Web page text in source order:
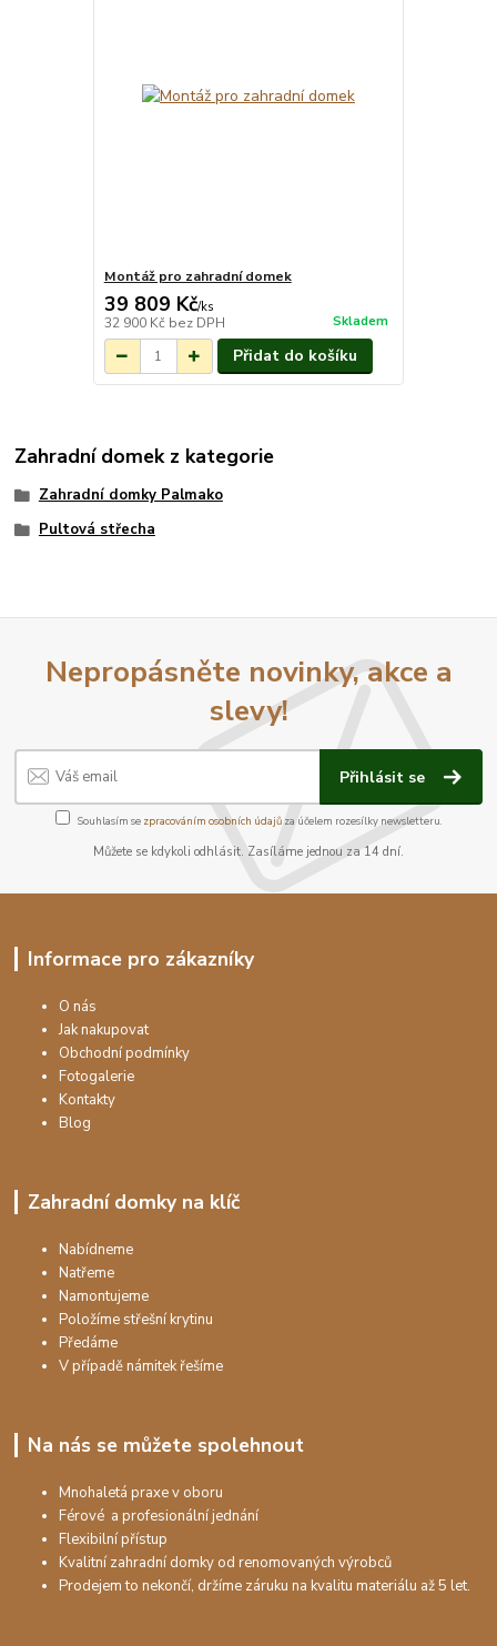
Montáž pro zahradní domek
39 809 Kč/ks
32 900 Kč bez DPH Skladem
Přidat do košíku
Zahradní domek z kategorie
Zahradní domky Palmako
Pultová střecha
Nepropásněte novinky, akce a
slevy!
Přihlásit se
Souhlasím se zpracováním osobních údajůza účelem rozesílky newsletteru.
Můžete se kdykoli odhlásit. Zasíláme jednou za 14 dní.
Informace pro zákazníky
O nás
Jak nakupovat
Obchodní podmínky
Fotogalerie
Kontakty
Blog
Zahradní domky na klíč
Nabídneme
Natřeme
Namontujeme
Položíme střešní krytinu
Předáme
V případě námitek řešíme
Na nás se můžete spolehnout
Mnohaletá praxe v oboru
Férové a profesionální jednání
Flexibilní přístup
Kvalitní zahradní domky od renomovaných výrobců
Prodejem to nekončí, držíme záruku na kvalitu materiálu až 5 let.